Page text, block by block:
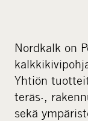
Nordkalk on
Yhtiön
teräs-,
sekä